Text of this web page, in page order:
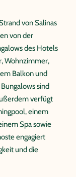
von Salinas
von der
des Hotels
Wohnzimmer,
Balkon und
sind
verfügt
einem
Spa sowie
engagiert
und die